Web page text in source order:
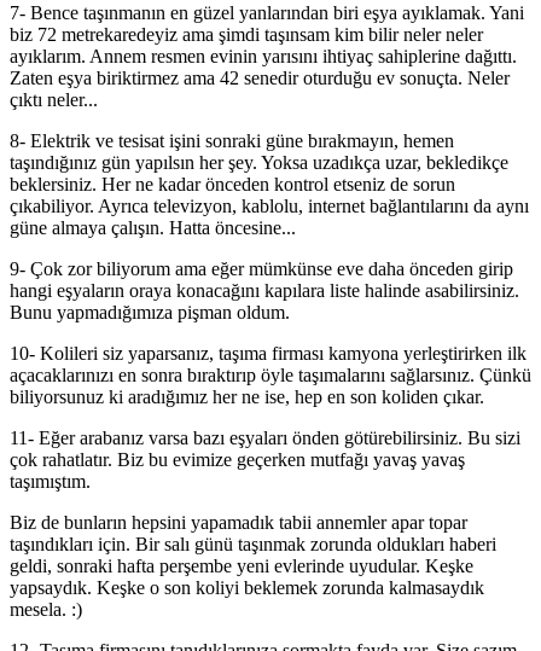
7- Bence taşınmanın en güzel yanlarından biri eşya ayıklamak. Yani
biz 72 metrekaredeyiz ama şimdi taşınsam kim bilir neler neler
ayıklarım. Annem resmen evinin yarısını ihtiyaç sahiplerine dağıttı.
Zaten eşya biriktirmez ama 42 senedir oturduğu ev sonuçta. Neler
çıktı neler...
8- Elektrik ve tesisat işini sonraki güne bırakmayın, hemen
taşındığınız gün yapılsın her şey. Yoksa uzadıkça uzar, bekledikçe
beklersiniz. Her ne kadar önceden kontrol etseniz de sorun
çıkabiliyor. Ayrıca televizyon, kablolu, internet bağlantılarını da aynı
güne almaya çalışın. Hatta öncesine...
9- Çok zor biliyorum ama eğer mümkünse eve daha önceden girip
hangi eşyaların oraya konacağını kapılara liste halinde asabilirsiniz.
Bunu yapmadığımıza pişman oldum.
10- Kolileri siz yaparsanız, taşıma firması kamyona yerleştirirken ilk
açacaklarınızı en sonra bıraktırıp öyle taşımalarını sağlarsınız. Çünkü
biliyorsunuz ki aradığımız her ne ise, hep en son koliden çıkar.
11- Eğer arabanız varsa bazı eşyaları önden götürebilirsiniz. Bu sizi
çok rahatlatır. Biz bu evimize geçerken mutfağı yavaş yavaş
taşımıştım.
Biz de bunların hepsini yapamadık tabii annemler apar topar
taşındıkları için. Bir salı günü taşınmak zorunda oldukları haberi
geldi, sonraki hafta perşembe yeni evlerinde uyudular. Keşke
yapsaydık. Keşke o son koliyi beklemek zorunda kalmasaydık
mesela. :)